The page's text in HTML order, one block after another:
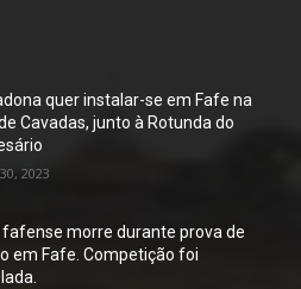
quer instalar-se em Fafe na
Cavadas, junto à Rotunda do
2023
fafense morre durante prova de
em Fafe. Competição foi